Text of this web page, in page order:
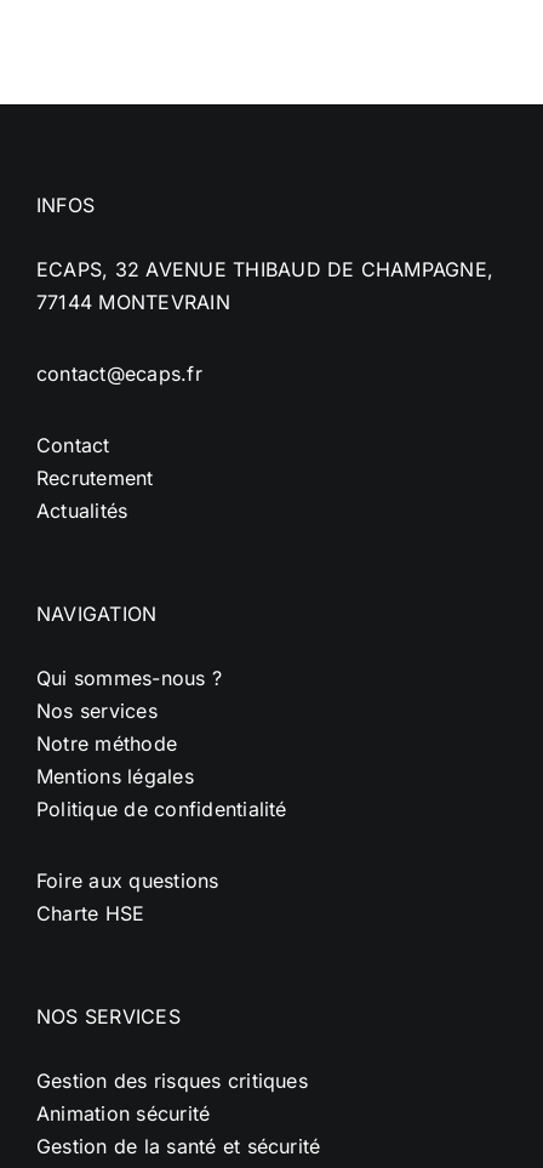
INFOS
ECAPS, 32 AVENUE THIBAUD DE CHAMPAGNE,
77144 MONTEVRAIN
contact@ecaps.fr
Contact
Recrutement
Actualités
NAVIGATION
Qui sommes-nous ?
Nos services
Notre méthode
Mentions légales
Politique de confidentialité
Foire aux questions
Charte HSE
NOS SERVICES
Gestion des risques critiques
Animation sécurité
Gestion de la santé et sécurité